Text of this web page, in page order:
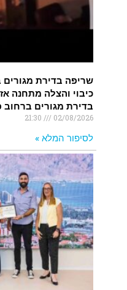
שריפה בדירת מגורים
כיבוי והצלה מתחנה
בדירת מגורים ברחוב פארן 616
02/08/2026
לסיפור המלא »